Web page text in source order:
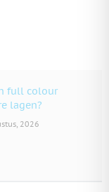
full colour
lagen?
2026